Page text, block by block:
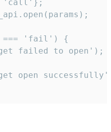
'call'};
=== 'fail') {
failed to open');
open